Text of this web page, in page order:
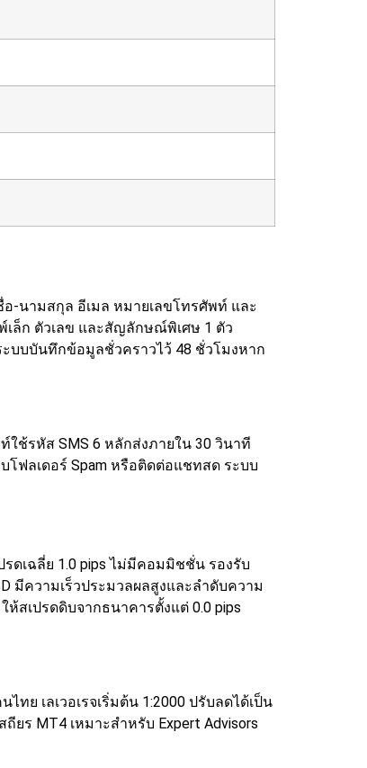
-นามสกุล อีเมล หมายเลขโทรศัพท์ และ
ล็ก ตัวเลข และสัญลักษณ์พิเศษ 1 ตัว
ะบบบันทึกข้อมูลชั่วคราวไว้ 48 ชั่วโมงหาก
ช้รหัส SMS 6 หลักส่งภายใน 30 วินาที
ฟลเดอร์ Spam หรือติดต่อแชทสด ระบบ
รดเฉลี่ย 1.0 pips ไม่มีคอมมิชชั่น รองรับ
มีความเร็วประมวลผลสูงและลำดับความ
ห้สเปรดดิบจากธนาคารตั้งแต่ 0.0 pips
ทย เลเวอเรจเริ่มต้น 1:2000 ปรับลดได้เป็น
ยร MT4 เหมาะสำหรับ Expert Advisors